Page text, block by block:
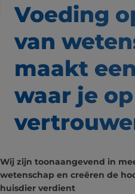
Voeding
van
maakt
waar je
Wij zijn toonaangevend in
wetenschap en creëren de
huisdier verdient